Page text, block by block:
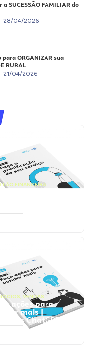
a SUCESSÃO FAMILIAR do
28/04/2026
para ORGANIZAR sua
RURAL
21/04/2026
FINANCEIRA
, VENDAS
ações para
mais |
ChatGPT